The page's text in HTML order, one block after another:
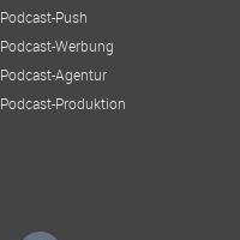
Podcast-Push
Podcast-Werbung
Podcast-Agentur
Podcast-Produktion